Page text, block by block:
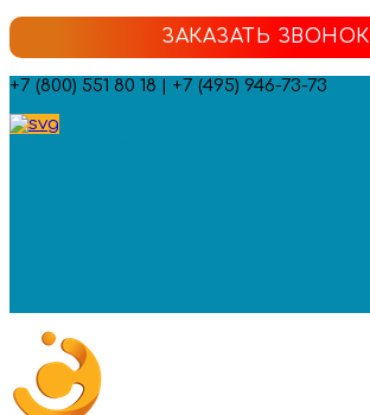
ЗАКАЗАТЬ ЗВОНОК
+7 (800) 551 80 18 | +7 (495) 946-73-73